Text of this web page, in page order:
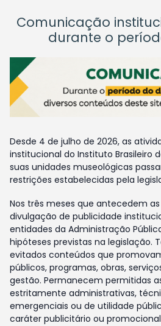
Comunicação
durante o
Desde 4 de julho de 2026, as
institucional do Instituto Brasileiro
suas unidades museológicas
restrições estabelecidas pela
Nos três meses que antecedem
divulgação de publicidade
entidades da Administração
hipóteses previstas na legislação.
evitados conteúdos que
públicos, programas, obras,
gestão. Permanecem permitidas
estritamente administrativas,
emergenciais ou de utilidade
caráter publicitário ou